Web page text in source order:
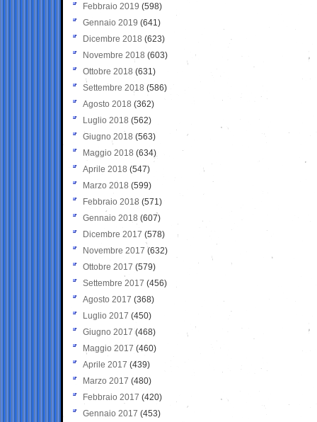
Febbraio 2019 (598)
Gennaio 2019 (641)
Dicembre 2018 (623)
Novembre 2018 (603)
Ottobre 2018 (631)
Settembre 2018 (586)
Agosto 2018 (362)
Luglio 2018 (562)
Giugno 2018 (563)
Maggio 2018 (634)
Aprile 2018 (547)
Marzo 2018 (599)
Febbraio 2018 (571)
Gennaio 2018 (607)
Dicembre 2017 (578)
Novembre 2017 (632)
Ottobre 2017 (579)
Settembre 2017 (456)
Agosto 2017 (368)
Luglio 2017 (450)
Giugno 2017 (468)
Maggio 2017 (460)
Aprile 2017 (439)
Marzo 2017 (480)
Febbraio 2017 (420)
Gennaio 2017 (453)